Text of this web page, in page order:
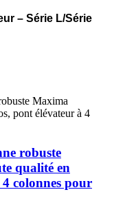
– Série L/Série
robuste
qualité en
colonnes pour